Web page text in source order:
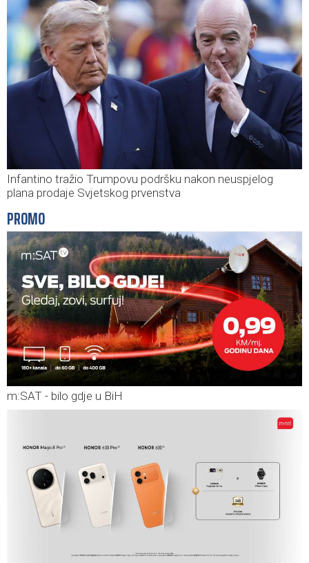
Infantino tražio Trumpovu podršku nakon neuspjelog
plana prodaje Svjetskog prvenstva
PROMO
m:SAT - bilo gdje u BiH